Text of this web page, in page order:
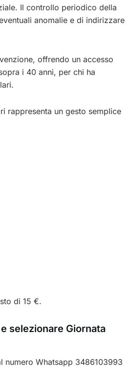
Il controllo periodico della
anomalie e di indirizzare
offrendo un accesso
i 40 anni, per chi ha
rappresenta un gesto semplice
di 15 €.
e selezionare Giornata
numero Whatsapp 3486103993